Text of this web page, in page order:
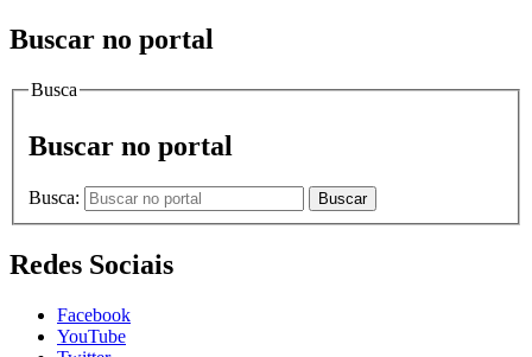
Buscar no portal
Busca
Buscar no portal
Busca: Buscar
Redes Sociais
Facebook
YouTube